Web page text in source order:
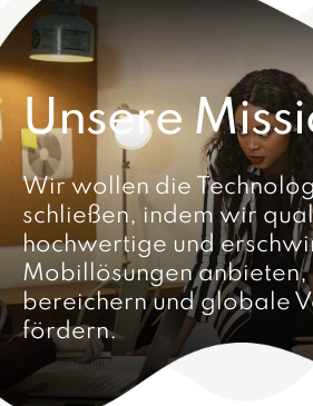
Unsere
Wir wollen die
schließen, indem wir
hochwertige und
Mobillösungen anbieten,
bereichern und globale
fördern.